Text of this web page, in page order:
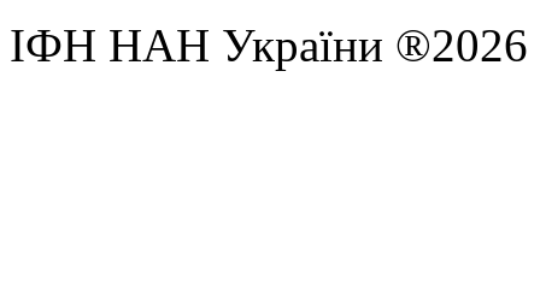
ІФН НАН України ®2026